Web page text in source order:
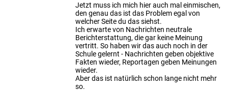
Jetzt muss ich mich hier auch mal einmischen,
den genau das ist das Problem egal von
welcher Seite du das siehst.
Ich erwarte von Nachrichten neutrale
Berichterstattung, die gar keine Meinung
vertritt. So haben wir das auch noch in der
Schule gelernt - Nachrichten geben objektive
Fakten wieder, Reportagen geben Meinungen
wieder.
Aber das ist natürlich schon lange nicht mehr
so.